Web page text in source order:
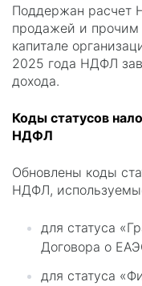
Поддержан расчет
продажей и
капитале
2025 года НДФЛ
дохода.
Коды статусов
НДФЛ
Обновлены коды
НДФЛ,
для статуса
Договора о
для статуса